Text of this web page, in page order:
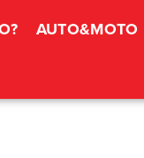
AUTO&MOTO